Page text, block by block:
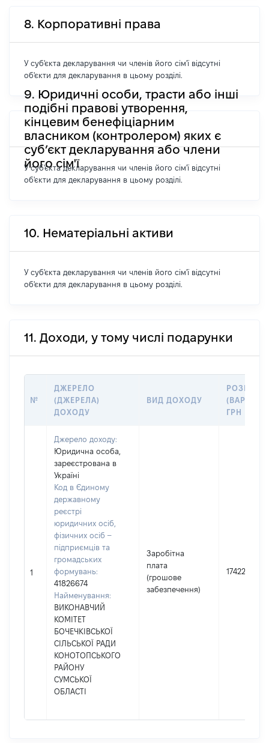
8. Корпоративні права
У суб'єкта декларування чи членів його сім'ї відсутні
об'єкти для декларування в цьому розділі.
9. Юридичні особи, трасти або інші
подібні правові утворення,
кінцевим бенефіціарним
власником (контролером) яких є
суб’єкт декларування або члени
його сім'ї
У суб'єкта декларування чи членів його сім'ї відсутні
об'єкти для декларування в цьому розділі.
10. Нематеріальні активи
У суб'єкта декларування чи членів його сім'ї відсутні
об'єкти для декларування в цьому розділі.
11. Доходи, у тому числі подарунки
№
ДЖЕРЕЛО
(ДЖЕРЕЛА)
ДОХОДУ
ВИД ДОХОДУ
РОЗМІР
ГРН
1
Джерело доходу:
Юридична особа,
зареєстрована в
Україні
Код в Єдиному
державному
реєстрі
юридичних осіб,
фізичних осіб –
підприємців та
громадських
формувань:
41826674
Найменування:
ВИКОНАВЧИЙ
КОМІТЕТ
БОЧЕЧКІВСЬКОЇ
СІЛЬСЬКОЇ РАДИ
КОНОТОПСЬКОГО
РАЙОНУ
СУМСЬКОЇ
ОБЛАСТІ
Заробітна
плата
(грошове
забезпечення)
174229